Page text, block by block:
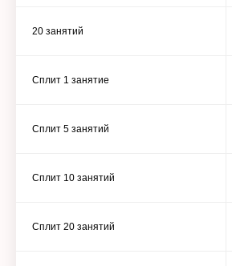
20 занятий
Сплит 1 занятие
Сплит 5 занятий
Сплит 10 занятий
Сплит 20 занятий